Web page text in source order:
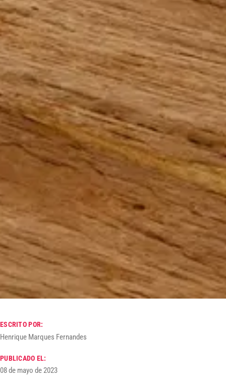
ESCRITO POR:
Henrique Marques Fernandes
PUBLICADO EL:
08 de mayo de 2023